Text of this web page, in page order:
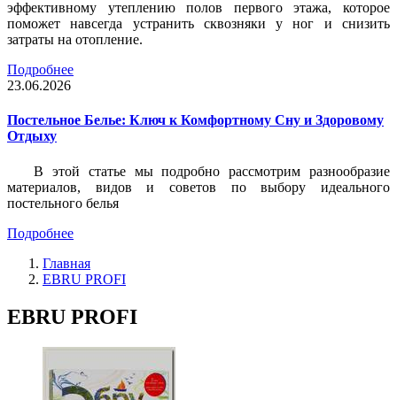
эффективному утеплению полов первого этажа, которое
поможет навсегда устранить сквозняки у ног и снизить
затраты на отопление.
Подробнее
23.06.2026
Постельное Белье: Ключ к Комфортному Сну и Здоровому
Отдыху
В этой статье мы подробно рассмотрим разнообразие
материалов, видов и советов по выбору идеального
постельного белья
Подробнее
Главная
EBRU PROFI
EBRU PROFI